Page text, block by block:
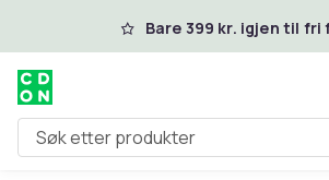
Hopp til hovedinnholdBare 399 kr. igjen til fri
Søk etter produkter